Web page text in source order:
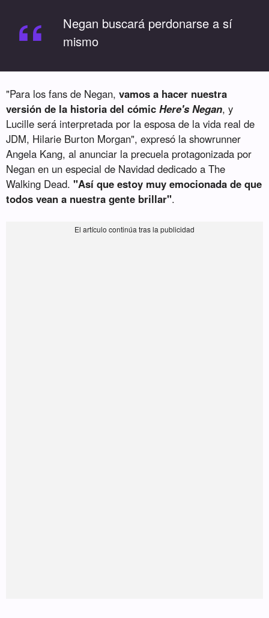
“
Negan buscará perdonarse a sí
mismo
"Para los fans de Negan,vamos a hacer nuestra
versión de la historia del cómicHere's Negan, y
Lucille será interpretada por la esposa de la vida real de
JDM, Hilarie Burton Morgan", expresó la showrunner
Angela Kang, al anunciar la precuela protagonizada por
Negan en un especial de Navidad dedicado a The
Walking Dead."Así que estoy muy emocionada de que
todos vean a nuestra gente brillar".